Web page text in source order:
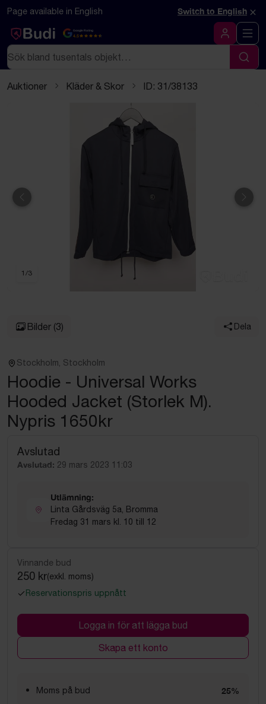
Hoppa till innehåll
Textbaserad (markdown) version av denna sida
Page available in English Switch to English ×
Google Rating
4.5
Logga in
Sök
Sök
Auktioner Kläder & Skor ID: 31/38133
Föregående
1 /3
Bilder (3) Dela
Stockholm, Stockholm
Hoodie - Universal Works
Hooded Jacket (Storlek M).
Nypris 1650kr
Avslutad
Avslutad: 29 mars 2023 11:03
Utlämning:
Linta Gårdsväg 5a, Bromma
Fredag 31 mars kl. 10 till 12
Vinnande bud
250 kr(exkl. moms)
Reservationspris uppnått
Logga in för att lägga bud
Skapa ett konto
Moms på bud 25%